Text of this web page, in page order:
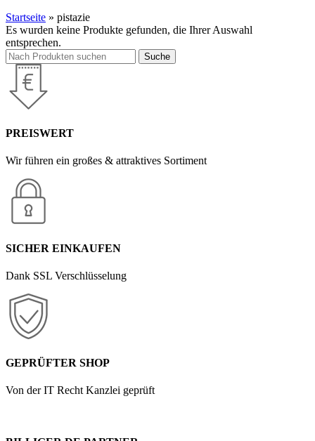
Startseite » pistazie
Es wurden keine Produkte gefunden, die Ihrer Auswahl
entsprechen.
Suche
PREISWERT
Wir führen ein großes & attraktives Sortiment
SICHER EINKAUFEN
Dank SSL Verschlüsselung
GEPRÜFTER SHOP
Von der IT Recht Kanzlei geprüft